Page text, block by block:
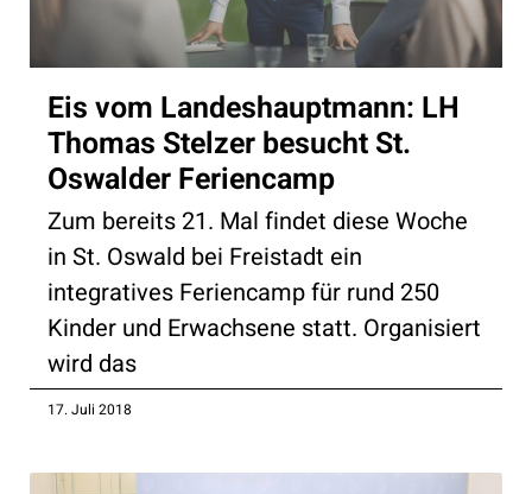
Eis vom Landeshauptmann: LH
Thomas Stelzer besucht St.
Oswalder Feriencamp
Zum bereits 21. Mal findet diese Woche
in St. Oswald bei Freistadt ein
integratives Feriencamp für rund 250
Kinder und Erwachsene statt. Organisiert
wird das
17. Juli 2018